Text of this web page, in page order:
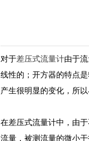
对于差压式流量计由于流
线性的；开方器的特点
产生很明显的变化，
在差压式流量计中，由
流量，被测流量的微小